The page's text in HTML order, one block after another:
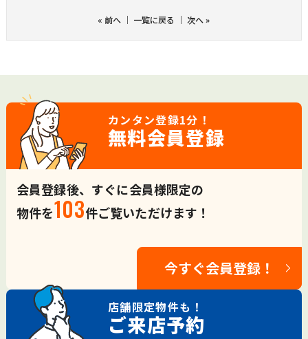
« 前へ ｜ 一覧に戻る ｜次へ»
カンタン登録1分！
無料会員登録
会員登録後、すぐに会員様限定の
物件を103件ご覧いただけます！
今すぐ会員登録！
店舗限定物件も！
ご来店予約